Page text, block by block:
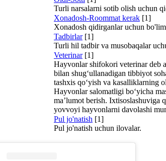
Turli narsalarni sotib olish uchun
Xonadosh-Roommat kerak [1]
Xonadosh qidirganlar uchun
Tadbirlar [1]
Turli hil tadbir va musobaqalar
Veterinar [1]
Hayvonlar shifokori veterinar deb
bilan shugʻullanadigan tibbiyot
tashxis qoʻyish va kasalliklarning
Hayvonlar salomatligi boʻyicha
maʼlumot berish. Ixtisoslashuviga
yovvoyi hayvonlarni davolashi
Pul jo'natish [1]
Pul jo'natish uchun ilovalar.